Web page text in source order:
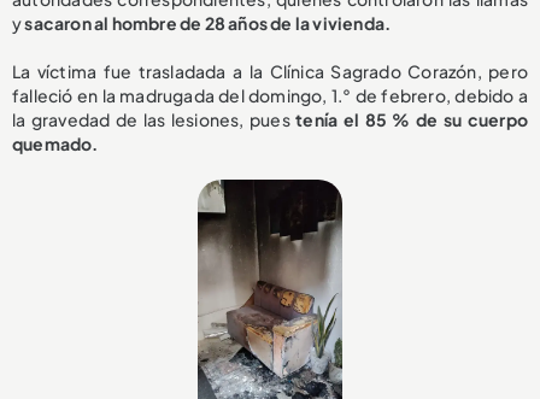
ysacaron al hombre de 28 años de la vivienda.
La víctima fue trasladada a la Clínica Sagrado Corazón, pero
falleció en la madrugada del domingo, 1.° de febrero, debido a
la gravedad de las lesiones, puestenía el 85 % de su cuerpo
quemado.